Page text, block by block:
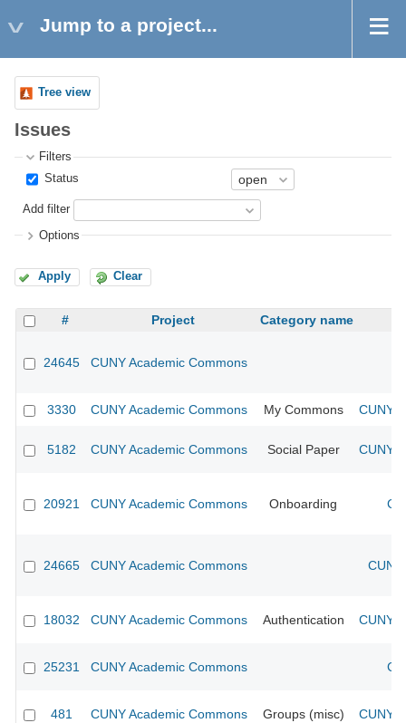
Jump to a project...
Tree view
Issues
Filters
Status
Add filter
Options
Apply Clear
# Project Category name
24645 CUNY Academic Commons
3330 CUNY Academic Commons My Commons CUNY
5182 CUNY Academic Commons Social Paper CUNY
20921 CUNY Academic Commons Onboarding
24665 CUNY Academic Commons
18032 CUNY Academic Commons Authentication CUNY
25231 CUNY Academic Commons
481 CUNY Academic Commons Groups (misc) CUNY